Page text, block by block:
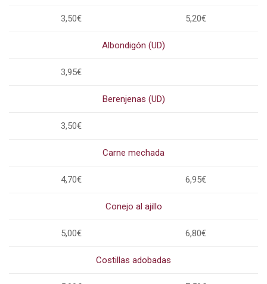
3,50€ 5,20€
Albondigón (UD)
3,95€
Berenjenas (UD)
3,50€
Carne mechada
4,70€ 6,95€
Conejo al ajillo
5,00€ 6,80€
Costillas adobadas